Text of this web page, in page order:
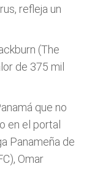
refleja un
(The
de 375 mil
que no
en el portal
Panameña de
Omar